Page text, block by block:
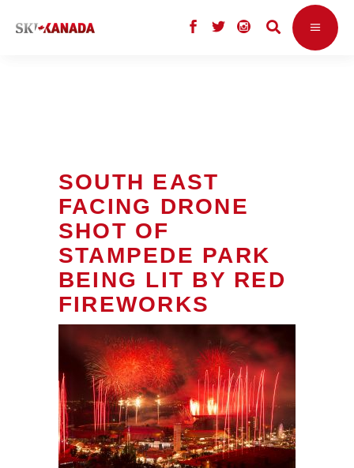
SOUTH EAST
FACING DRONE
SHOT OF
STAMPEDE PARK
BEING LIT BY RED
FIREWORKS